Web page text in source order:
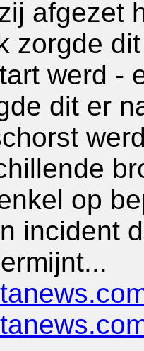
afgezet
zorgde
werd -
dit er
op
incident